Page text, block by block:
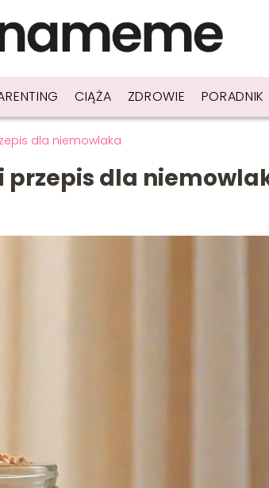
CIĄŻA ZDROWIE PORADNIK
dla niemowlaka
przepis dla